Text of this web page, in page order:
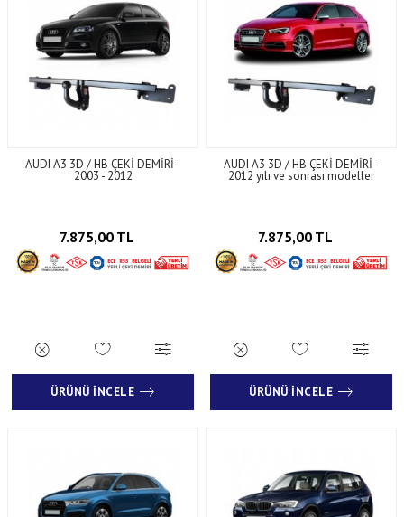
AUDI A3 3D / HB ÇEKİ DEMİRİ -
2003 - 2012
7.875,00 TL
ÜRÜNÜ İNCELE
AUDI A3 3D / HB ÇEKİ DEMİRİ -
2012 yılı ve sonrası modeller
7.875,00 TL
ÜRÜNÜ İNCELE